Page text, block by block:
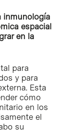
inmunología
espacial
en la
para
y para
Esta
cómo
en los
el
su